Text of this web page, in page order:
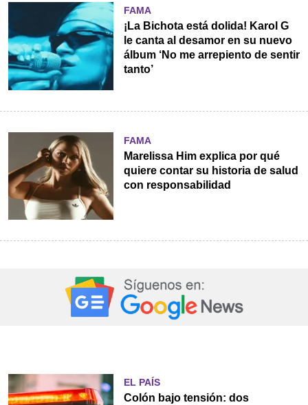
FAMA
¡La Bichota está dolida! Karol G
le canta al desamor en su nuevo
álbum ‘No me arrepiento de sentir
tanto’
FAMA
Marelissa Him explica por qué
quiere contar su historia de salud
con responsabilidad
EL PAÍS
Colón bajo tensión: dos